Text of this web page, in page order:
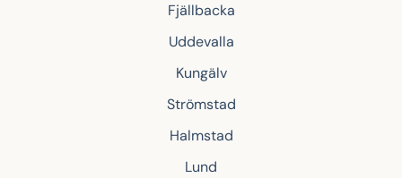
Fjällbacka
Uddevalla
Kungälv
Strömstad
Halmstad
Lund